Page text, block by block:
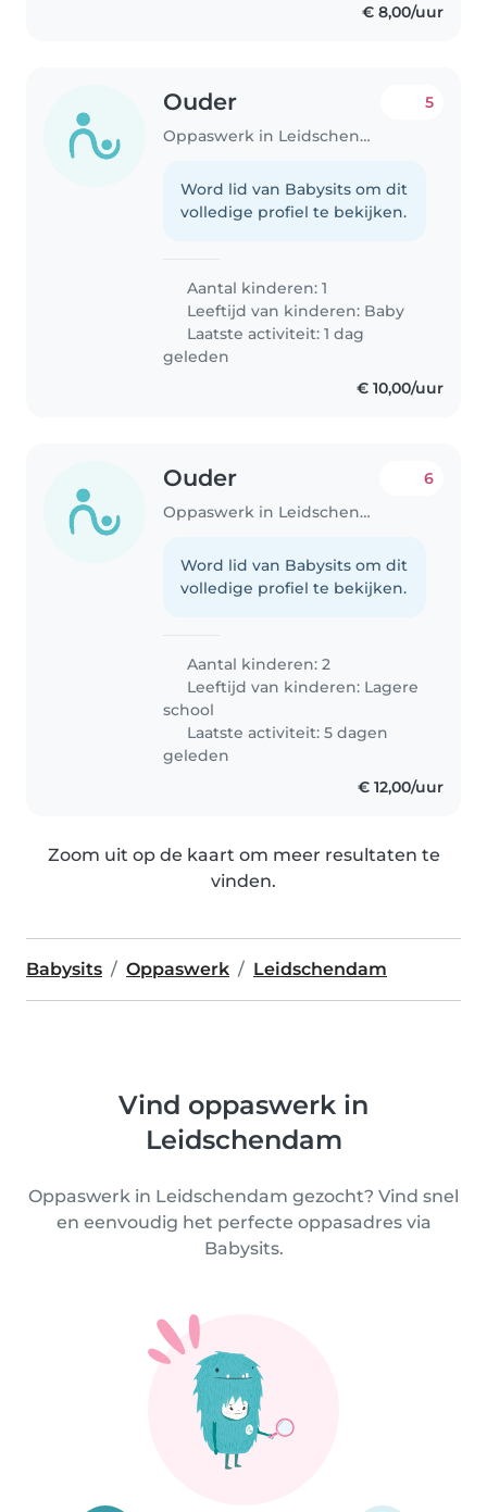
€ 8,00/uur
Ouder
Oppaswerk in Leidschendam
5
Word lid van Babysits om dit
volledige profiel te bekijken.
Aantal kinderen: 1
Leeftijd van kinderen: Baby
Laatste activiteit: 1 dag
geleden
€ 10,00/uur
Ouder
Oppaswerk in Leidschendam
6
Word lid van Babysits om dit
volledige profiel te bekijken.
Aantal kinderen: 2
Leeftijd van kinderen: Lagere
school
Laatste activiteit: 5 dagen
geleden
€ 12,00/uur
Zoom uit op de kaart om meer resultaten te
vinden.
Babysits Oppaswerk Leidschendam
Vind oppaswerk in
Leidschendam
Oppaswerk in Leidschendam gezocht? Vind snel
en eenvoudig het perfecte oppasadres via
Babysits.